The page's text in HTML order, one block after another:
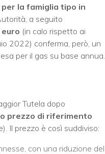
la famiglia tipo in
a seguito
(in calo rispetto ai
2022) conferma, però, un
per il gas su base annua.
Tutela dopo
prezzo di riferimento
Il prezzo è così suddiviso:
con una riduzione del